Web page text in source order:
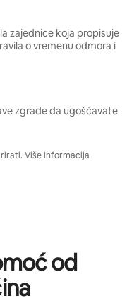
zajednice koja propisuje
o vremenu odmora i
zgrade da ugošćavate
Više informacija
od